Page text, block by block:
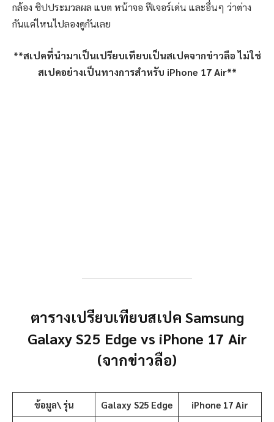
กล้อง ชิปประมวลผล แบต หน้าจอ ฟีเจอร์เด่น และอื่นๆ ว่าต่าง
กันแค่ไหนไปลองดูกันเลย
**สเปคที่นำมาเป็นเปรียบเทียบเป็นสเปคจากข่าวลือ ไม่ใช่
สเปคอย่างเป็นทางการสำหรับ iPhone 17 Air**
ตารางเปรียบเทียบสเปค Samsung
Galaxy S25 Edge vs iPhone 17 Air
(จากข่าวลือ)
ข้อมูล\ รุ่น Galaxy S25 Edge iPhone 17 Air